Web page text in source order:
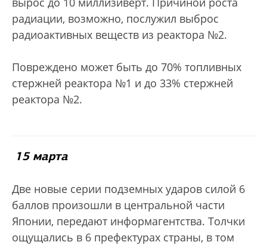
радиации, возможно, послужил выброс
радиоактивных веществ из реактора №2.
Повреждено может быть до 70% топливных
стержней реактора №1 и до 33% стержней
реактора №2.
15 марта
Две новые серии подземных ударов силой 6
баллов произошли в центральной части
Японии, передают информагентства. Толчки
ощущались в 6 префектурах страны, в том